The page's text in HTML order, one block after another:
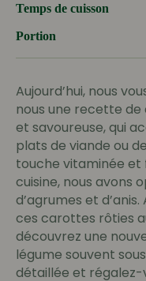
Temps de cuisson
Portion
Aujourd’hui, nous
nous une recette
et savoureuse, qui
plats de viande ou
touche vitaminée et
cuisine, nous avons
d’agrumes et
ces carottes rôties
découvrez une
légume souvent
détaillée et